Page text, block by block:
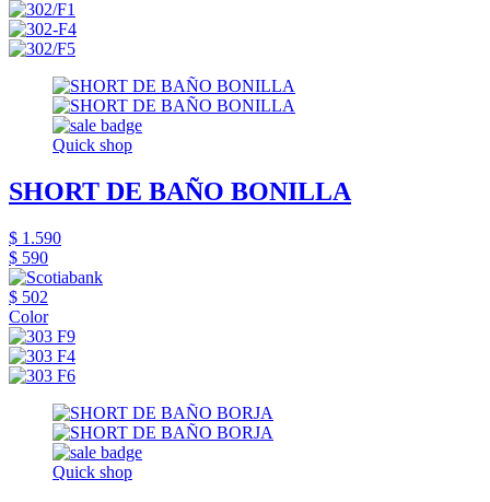
Quick shop
SHORT DE BAÑO BONILLA
$ 1.590
$ 590
$ 502
Color
Quick shop